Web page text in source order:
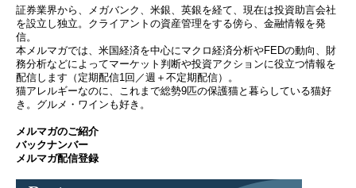
証券業界から、メガバンク、米銀、英銀を経て、現在は投資助言会社
を設立し独立。クライアントの資産管理をする傍ら、金融情報を発
信。
本メルマガでは、米国経済を中心にマクロ経済分析やFEDの動向、財
務分析などによってマーケット判断や投資アクションに役立つ情報を
配信します（定期配信1回／週＋不定期配信）。
猫アレルギーなのに、これまで総勢9匹の保護猫と暮らしている猫好
き。グルメ・ワインも好き。
メルマガのご紹介
バックナンバー
メルマガ配信登録